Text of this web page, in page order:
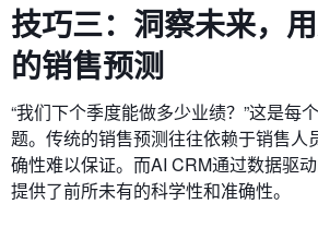
技巧三：洞察未来，
的销售预测
“我们下个季度能做多少业绩？”这是每
题。传统的销售预测往往依赖于销售人
确性难以保证。而AI CRM通过数据驱
提供了前所未有的科学性和准确性。